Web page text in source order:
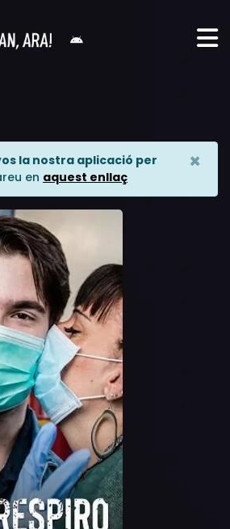
la nostra aplicació per
en aquest enllaç
×